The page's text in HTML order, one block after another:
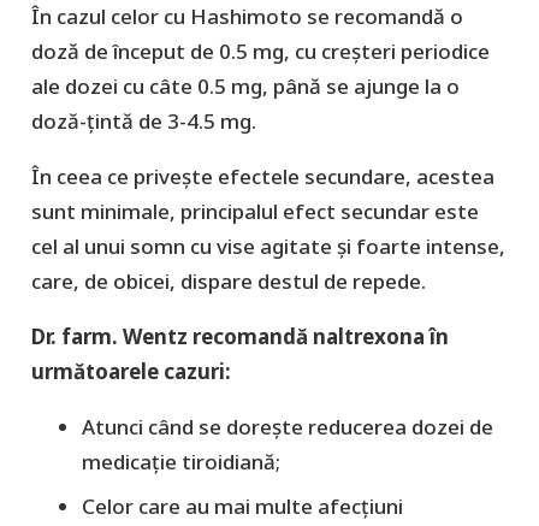
În cazul celor cu Hashimoto se recomandă o
doză de început de 0.5 mg, cu creșteri periodice
ale dozei cu câte 0.5 mg, până se ajunge la o
doză-țintă de 3-4.5 mg.
În ceea ce privește efectele secundare, acestea
sunt minimale, principalul efect secundar este
cel al unui somn cu vise agitate și foarte intense,
care, de obicei, dispare destul de repede.
Dr. farm. Wentz recomandă naltrexona în
următoarele cazuri:
Atunci când se dorește reducerea dozei de
medicație tiroidiană;
Celor care au mai multe afecțiuni